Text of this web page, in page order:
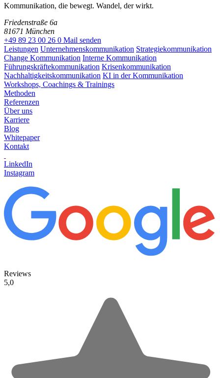
Kommunikation, die bewegt. Wandel, der wirkt.
Friedenstraße 6a
81671 München
+49 89 23 00 26 0 Mail senden
Leistungen Unternehmenskommunikation Strategiekommunikation
Change Kommunikation Interne Kommunikation
Führungskräftekommunikation Krisenkommunikation
Nachhaltigkeitskommunikation KI in der Kommunikation
Workshops, Coachings & Trainings
Methoden
Referenzen
Über uns
Karriere
Blog
Whitepaper
Kontakt
LinkedIn
Instagram
Reviews
5,0